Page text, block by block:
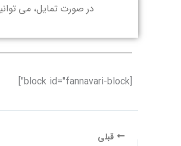
در صورت تمایل، می
[block id="fannavari-block"]
قبلی